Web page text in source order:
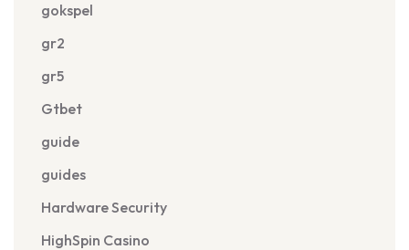
gokspel
gr2
gr5
Gtbet
guide
guides
Hardware Security
HighSpin Casino